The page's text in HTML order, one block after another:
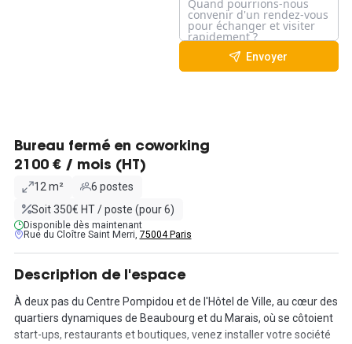
Envoyer
Bureau fermé en coworking
2100 € / mois (HT)
12 m²
6 postes
Soit 350€ HT / poste (pour 6)
Disponible dès maintenant
Rue du Cloître Saint Merri, 75004 Paris
Description de l'espace
À deux pas du Centre Pompidou et de l'Hôtel de Ville, au cœur des
quartiers dynamiques de Beaubourg et du Marais, où se côtoient
start-ups, restaurants et boutiques, venez installer votre société